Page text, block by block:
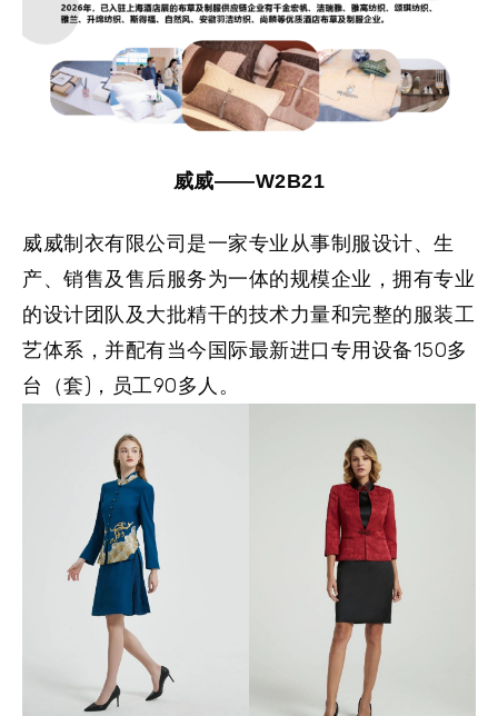
威威——W2B21
威威制衣有限公司是一家专业从事制服设计、生
产、销售及售后服务为一体的规模企业，拥有专业
的设计团队及大批精干的技术力量和完整的服装工
艺体系，并配有当今国际最新进口专用设备150多
台（套)，员工90多人。